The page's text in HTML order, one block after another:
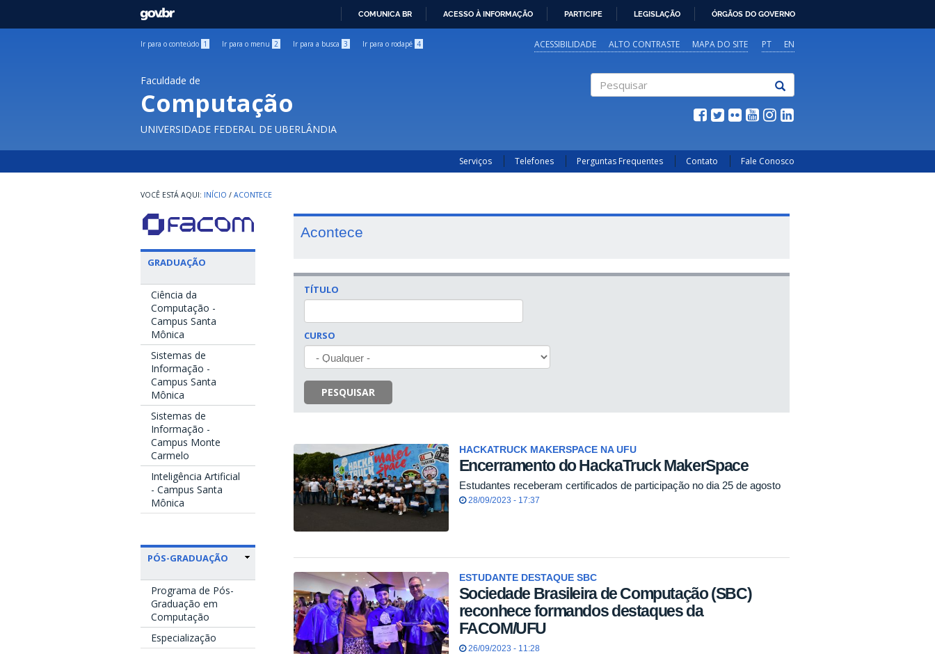
GOVBR
COMUNICA BR ACESSO À INFORMAÇÃO PARTICIPE LEGISLAÇÃO ÓRGÃOS DO GOVERNO
Ir para o conteúdo 1 Ir para o menu 2 Ir para a busca 3 Ir para o rodapé 4 PT EN
ACESSIBILIDADE ALTO CONTRASTE MAPA DO SITE
Faculdade de
Computação
UNIVERSIDADE FEDERAL DE UBERLÂNDIA
Serviços Telefones Perguntas Frequentes Contato Fale Conosco
INÍCIO / ACONTECE
GRADUAÇÃO
Ciência da
Computação -
Campus Santa
Mônica
Sistemas de
Informação -
Campus Santa
Mônica
Sistemas de
Informação -
Campus Monte
Carmelo
Inteligência Artificial
- Campus Santa
Mônica
PÓS-GRADUAÇÃO
Programa de Pós-
Graduação em
Computação
Especialização
Acontece
TÍTULO
CURSO
PESQUISAR
HACKATRUCK MAKERSPACE NA UFU
Encerramento do HackaTruck MakerSpace
Estudantes receberam certificados de participação no dia 25 de agosto
28/09/2023 - 17:37
ESTUDANTE DESTAQUE SBC
Sociedade Brasileira de Computação (SBC)
reconhece formandos destaques da
FACOM/UFU
26/09/2023 - 11:28